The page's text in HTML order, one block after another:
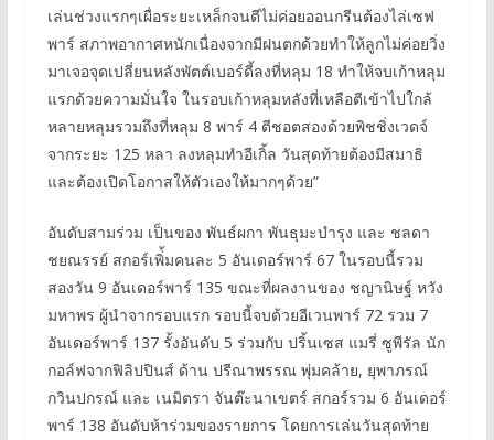
เล่นช่วงแรกๆเผื่อระยะเหล็กจนตีไม่ค่อยออนกรีนต้องไล่เซฟ
พาร์ สภาพอากาศหนักเนื่องจากมีฝนตกด้วยทำให้ลูกไม่ค่อยวิ่ง
มาเจอจุดเปลี่ยนหลังพัตต์เบอร์ดี้ลงที่หลุม 18 ทำให้จบเก้าหลุม
แรกด้วยความมั่นใจ ในรอบเก้าหลุมหลังที่เหลือตีเข้าไปใกล้
หลายหลุมรวมถึงที่หลุม 8 พาร์ 4 ตีชอตสองด้วยพิชชิ่งเวดจ์
จากระยะ 125 หลา ลงหลุมทำอีเกิ้ล วันสุดท้ายต้องมีสมาธิ
และต้องเปิดโอกาสให้ตัวเองให้มากๆด้วย”
อันดับสามร่วม เป็นของ พันธ์ผกา พันธุมะบำรุง และ ชลดา
ชยณรรย์ สกอร์เพิ่้มคนละ 5 อันเดอร์พาร์ 67 ในรอบนี้รวม
สองวัน 9 อันเดอร์พาร์ 135 ขณะที่ผลงานของ ชญานิษฐ์ หวัง
มหาพร ผู้นำจากรอบแรก รอบนี้จบด้วยอีเวนพาร์ 72 รวม 7
อันเดอร์พาร์ 137 รั้งอันดับ 5 ร่วมกับ ปริ้นเซส แมรี่ ซูพีรัล นัก
กอล์ฟจากฟิลิปปินส์ ด้าน ปรีณาพรรณ พุ่มคล้าย, ยุพาภรณ์
กวินปกรณ์ และ เนมิตรา จันต๊ะนาเขตร์ สกอร์รวม 6 อันเดอร์
พาร์ 138 อันดับห้าร่วมของรายการ โดยการเล่นวันสุดท้าย